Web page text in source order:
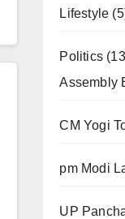
Lifestyle
Politics
Assembly
CM Yogi
pm Modi
UP